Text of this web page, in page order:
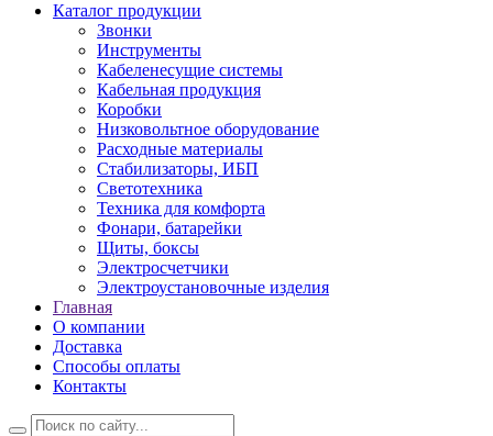
Каталог продукции
Звонки
Инструменты
Кабеленесущие системы
Кабельная продукция
Коробки
Низковольтное оборудование
Расходные материалы
Стабилизаторы, ИБП
Светотехника
Техника для комфорта
Фонари, батарейки
Щиты, боксы
Электросчетчики
Электроустановочные изделия
Главная
О компании
Доставка
Способы оплаты
Контакты